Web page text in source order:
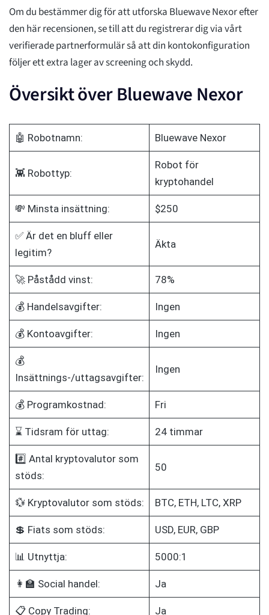
Om du bestämmer dig för att utforska Bluewave Nexor efter
den här recensionen, se till att du registrerar dig via vårt
verifierade partnerformulär så att din kontokonfiguration
följer ett extra lager av screening och skydd.
Översikt över Bluewave Nexor
🤖 Robotnamn: Bluewave Nexor
👾 Robottyp:
Robot för
kryptohandel
💸 Minsta insättning: $250
✅ Är det en bluff eller
legitim?
Äkta
🚀 Påstådd vinst: 78%
💰 Handelsavgifter: Ingen
💰 Kontoavgifter: Ingen
💰
Insättnings-/uttagsavgifter:
Ingen
💰 Programkostnad: Fri
⌛ Tidsram för uttag: 24 timmar
#️⃣ Antal kryptovalutor som
stöds:
50
💱 Kryptovalutor som stöds: BTC, ETH, LTC, XRP
💲 Fiats som stöds: USD, EUR, GBP
📊 Utnyttja: 5000:1
👩‍🏫 Social handel: Ja
📋 Copy Trading: Ja